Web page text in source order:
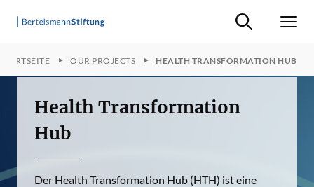
Suche ein-/
STARTSEITE OUR PROJECTS HEALTH TRANSFORMATION HUB
Health Transformation
Hub
Der Health Transformation Hub (HTH) ist eine